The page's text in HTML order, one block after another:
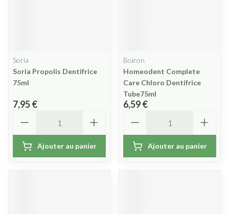
Soria
Soria Propolis Dentifrice
75ml
7,95 €
Ajouter au panier
Boiron
Homeodent Complete
Care Chloro Dentifrice
Tube75ml
6,59 €
Ajouter au panier